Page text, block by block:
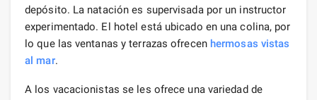
depósito. La natación es supervisada por un instructor
experimentado. El hotel está ubicado en una colina, por
lo que las ventanas y terrazas ofrecen hermosas vistas
al mar.
A los vacacionistas se les ofrece una variedad de